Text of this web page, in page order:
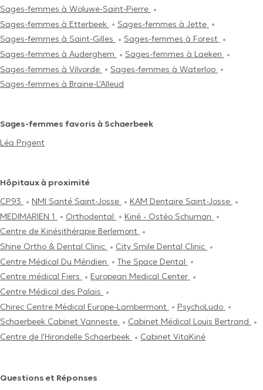
Sages-femmes à Woluwe-Saint-Pierre
Sages-femmes à Etterbeek
Sages-femmes à Jette
Sages-femmes à Saint-Gilles
Sages-femmes à Forest
Sages-femmes à Auderghem
Sages-femmes à Laeken
Sages-femmes à Vilvorde
Sages-femmes à Waterloo
Sages-femmes à Braine-L'Alleud
Sages-femmes favoris à Schaerbeek
Léa Prigent
Hôpitaux à proximité
CP93
NMI Santé Saint-Josse
KAM Dentaire Saint-Josse
MEDIMARIEN 1
Orthodental
Kiné - Ostéo Schuman
Centre de Kinésithérapie Berlemont
Shine Ortho & Dental Clinic
City Smile Dental Clinic
Centre Médical Du Méridien
The Space Dental
Centre médical Fiers
European Medical Center
Centre Médical des Palais
Chirec Centre Médical Europe-Lambermont
PsychoLudo
Schaerbeek Cabinet Vanneste
Cabinet Médical Louis Bertrand
Centre de l'Hirondelle Schaerbeek
Cabinet VitaKiné
Questions et Réponses